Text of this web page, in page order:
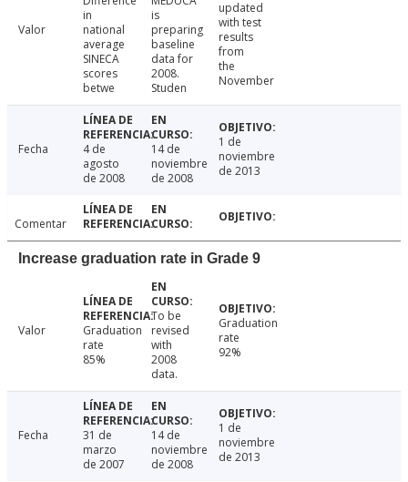
Valor
in
national
average
SINECA
scores
betwe
is
preparing
baseline
data for
2008.
Studen
updated
with test
results
from
the
November
Fecha
4 de
agosto
de 2008
14 de
noviembre
de 2008
1 de
noviembre
de 2013
Comentar
Increase graduation rate in Grade 9
Valor
Graduation
rate
85%
To be
revised
with
2008
data.
Graduation
rate
92%
Fecha
31 de
marzo
de 2007
14 de
noviembre
de 2008
1 de
noviembre
de 2013